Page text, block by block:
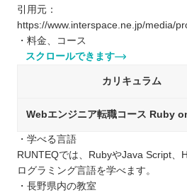
引用元：
https://www.interspace.ne.jp/media/
・料金、コース
スクロールできます
カリキュラム
Webエンジニア転職コース Ruby
・学べる言語
RUNTEQでは、RubyやJava Script、
ログラミング言語を学べます。
・長野県内の教室